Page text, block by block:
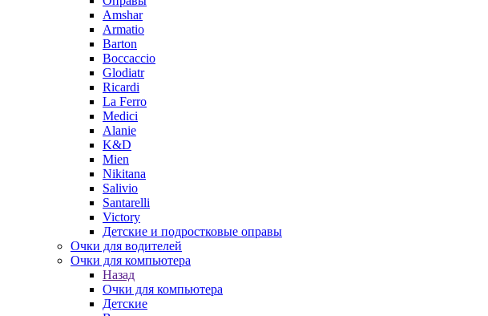
Amshar
Armatio
Barton
Boccaccio
Glodiatr
Ricardi
La Ferro
Medici
Alanie
K&D
Mien
Nikitana
Salivio
Santarelli
Victory
Детские и подростковые оправы
Очки для водителей
Очки для компьютера
Назад
Очки для компьютера
Детские